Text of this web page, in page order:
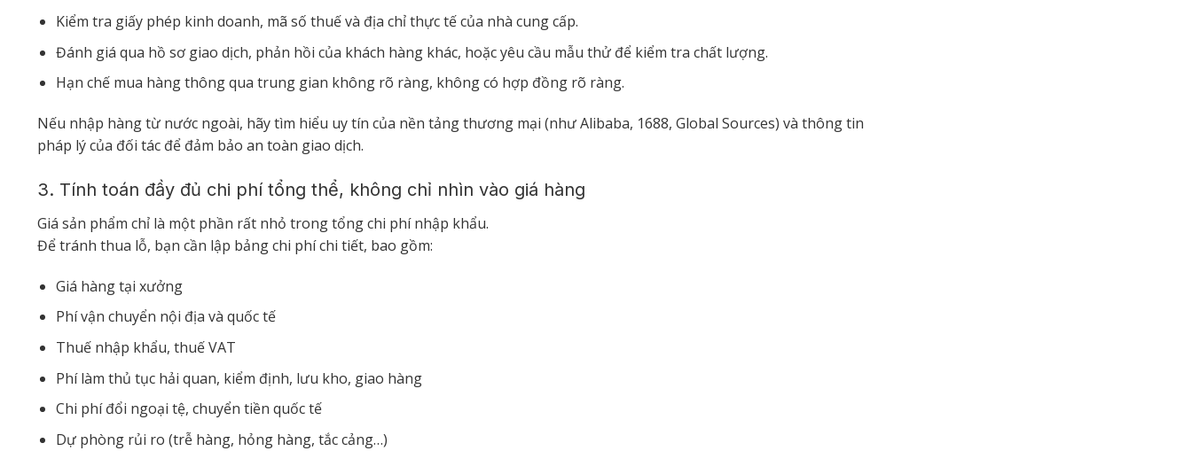
Kiểm tra giấy phép kinh doanh, mã số thuế và địa chỉ thực tế của nhà cung cấp.
Đánh giá qua hồ sơ giao dịch, phản hồi của khách hàng khác, hoặc yêu cầu mẫu thử để kiểm tra chất lượng.
Hạn chế mua hàng thông qua trung gian không rõ ràng, không có hợp đồng rõ ràng.
Nếu nhập hàng từ nước ngoài, hãy tìm hiểu uy tín của nền tảng thương mại (như Alibaba, 1688, Global Sources) và thông tin
pháp lý của đối tác để đảm bảo an toàn giao dịch.
3. Tính toán đầy đủ chi phí tổng thể, không chỉ nhìn vào giá hàng
Giá sản phẩm chỉ là một phần rất nhỏ trong tổng chi phí nhập khẩu.
Để tránh thua lỗ, bạn cần lập bảng chi phí chi tiết, bao gồm:
Giá hàng tại xưởng
Phí vận chuyển nội địa và quốc tế
Thuế nhập khẩu, thuế VAT
Phí làm thủ tục hải quan, kiểm định, lưu kho, giao hàng
Chi phí đổi ngoại tệ, chuyển tiền quốc tế
Dự phòng rủi ro (trễ hàng, hỏng hàng, tắc cảng…)